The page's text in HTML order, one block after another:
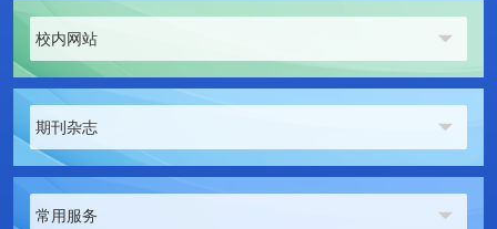
校内网站
期刊杂志
常用服务